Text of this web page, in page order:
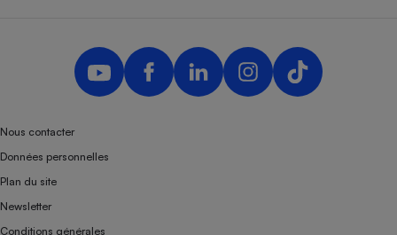
Nous contacter
Données personnelles
Plan du site
Newsletter
Conditions générales